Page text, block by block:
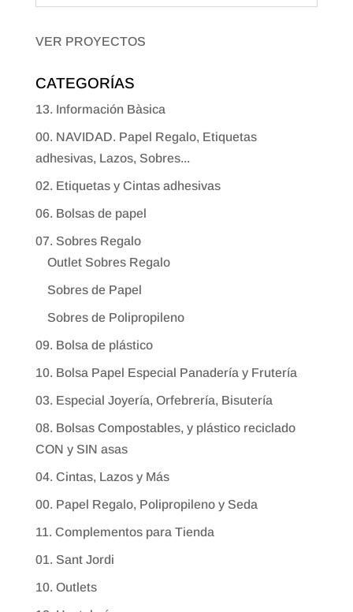
VER PROYECTOS
CATEGORÍAS
13. Información Bàsica
00. NAVIDAD. Papel Regalo, Etiquetas
adhesivas, Lazos, Sobres...
02. Etiquetas y Cintas adhesivas
06. Bolsas de papel
07. Sobres Regalo
Outlet Sobres Regalo
Sobres de Papel
Sobres de Polipropileno
09. Bolsa de plástico
10. Bolsa Papel Especial Panadería y Frutería
03. Especial Joyería, Orfebrería, Bisutería
08. Bolsas Compostables, y plástico reciclado
CON y SIN asas
04. Cintas, Lazos y Más
00. Papel Regalo, Polipropileno y Seda
11. Complementos para Tienda
01. Sant Jordi
10. Outlets